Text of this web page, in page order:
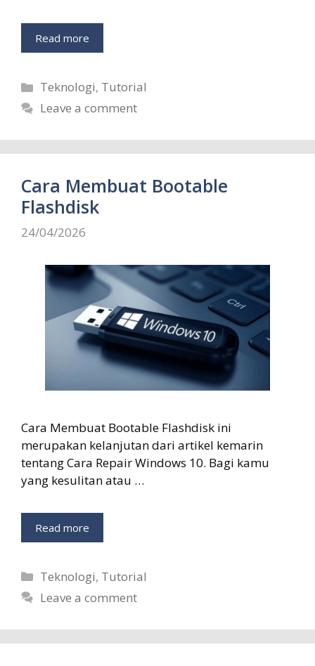
Read more
Categories
Teknologi, Tutorial
Leave a comment
Cara Membuat Bootable
Flashdisk
24/04/2026
Cara Membuat Bootable Flashdisk ini
merupakan kelanjutan dari artikel kemarin
tentang Cara Repair Windows 10. Bagi kamu
yang kesulitan atau …
Read more
Categories
Teknologi, Tutorial
Leave a comment